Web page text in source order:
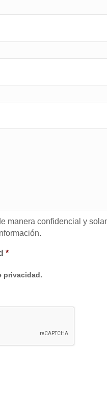
manera confidencial y
*
privacidad.